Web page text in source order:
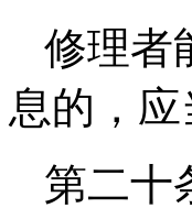
修理者
息的，
第二十